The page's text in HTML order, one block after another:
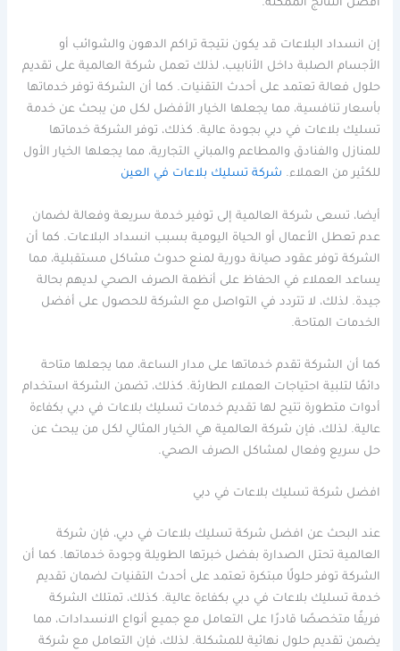
أفضل النتائج الممكنة.
إن انسداد البلاعات قد يكون نتيجة تراكم الدهون والشوائب أو
الأجسام الصلبة داخل الأنابيب، لذلك تعمل شركة العالمية على تقديم
حلول فعالة تعتمد على أحدث التقنيات. كما أن الشركة توفر خدماتها
بأسعار تنافسية، مما يجعلها الخيار الأفضل لكل من يبحث عن خدمة
تسليك بلاعات في دبي بجودة عالية. كذلك، توفر الشركة خدماتها
للمنازل والفنادق والمطاعم والمباني التجارية، مما يجعلها الخيار الأول
للكثير من العملاء. شركة تسليك بلاعات في العين
أيضا، تسعى شركة العالمية إلى توفير خدمة سريعة وفعالة لضمان
عدم تعطل الأعمال أو الحياة اليومية بسبب انسداد البلاعات. كما أن
الشركة توفر عقود صيانة دورية لمنع حدوث مشاكل مستقبلية، مما
يساعد العملاء في الحفاظ على أنظمة الصرف الصحي لديهم بحالة
جيدة. لذلك، لا تتردد في التواصل مع الشركة للحصول على أفضل
الخدمات المتاحة.
كما أن الشركة تقدم خدماتها على مدار الساعة، مما يجعلها متاحة
دائمًا لتلبية احتياجات العملاء الطارئة. كذلك، تضمن الشركة استخدام
أدوات متطورة تتيح لها تقديم خدمات تسليك بلاعات في دبي بكفاءة
عالية. لذلك، فإن شركة العالمية هي الخيار المثالي لكل من يبحث عن
حل سريع وفعال لمشاكل الصرف الصحي.
افضل شركة تسليك بلاعات في دبي
عند البحث عن افضل شركة تسليك بلاعات في دبي، فإن شركة
العالمية تحتل الصدارة بفضل خبرتها الطويلة وجودة خدماتها. كما أن
الشركة توفر حلولًا مبتكرة تعتمد على أحدث التقنيات لضمان تقديم
خدمة تسليك بلاعات في دبي بكفاءة عالية. كذلك، تمتلك الشركة
فريقًا متخصصًا قادرًا على التعامل مع جميع أنواع الانسدادات، مما
يضمن تقديم حلول نهائية للمشكلة. لذلك، فإن التعامل مع شركة